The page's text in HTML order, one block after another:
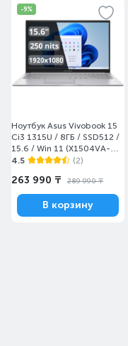
-9%
Ноутбук Asus Vivobook 15
Ci3 1315U / 8ГБ / SSD512 /
15.6 / Win 11 (X1504VA-
BQ5206W)
4.5 (2)
263 990 ₸ 289 990 ₸
В корзину